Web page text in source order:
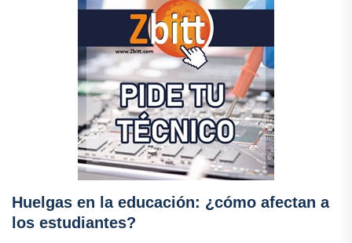
Huelgas en la educación: ¿cómo afectan a
los estudiantes?